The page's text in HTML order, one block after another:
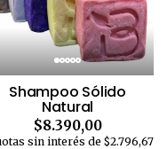
Shampoo Sólido
Natural
$8.390,00
sin interés de $2.796,67